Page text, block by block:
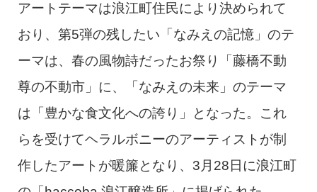
アートテーマは浪江町住民により決められて
おり、第5弾の残したい「なみえの記憶」のテ
ーマは、春の風物詩だったお祭り「藤橋不動
尊の不動市」に、「なみえの未来」のテーマ
は「豊かな食文化への誇り」となった。これ
らを受けてヘラルボニーのアーティストが制
作したアートが暖簾となり、3月28日に浪江町